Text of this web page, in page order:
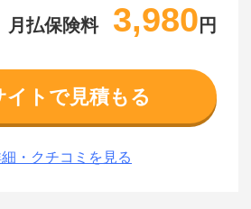
月払保険料 3,980 円
イトで見積もる
・クチコミを見る